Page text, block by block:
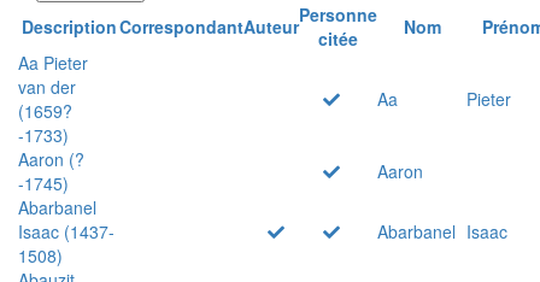
DescriptionCorrespondantAuteurPersonne
citée
Nom
Aa Pieter
van der
(1659?
-1733)
Aa Pieter
Aaron (?
-1745)
Aaron
Abarbanel
Isaac (1437-
1508)
Abarbanel Isaac